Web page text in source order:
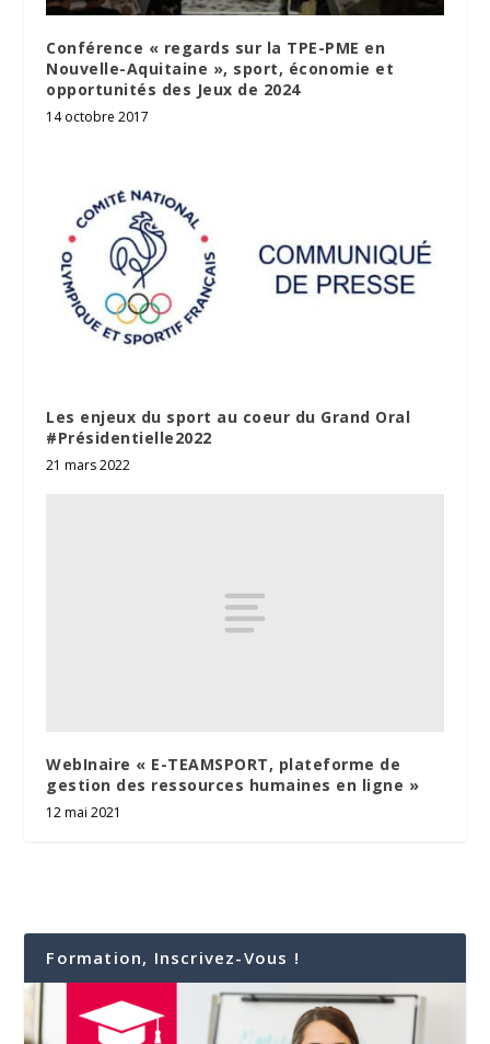
Conférence « regards sur la TPE-PME en
Nouvelle-Aquitaine », sport, économie et
opportunités des Jeux de 2024
14 octobre 2017
Les enjeux du sport au coeur du Grand Oral
#Présidentielle2022
21 mars 2022
WebInaire « E-TEAMSPORT, plateforme de
gestion des ressources humaines en ligne »
12 mai 2021
Formation, Inscrivez-Vous !